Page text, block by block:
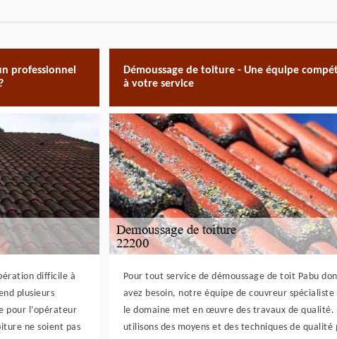
professionnel
difficile à
plusieurs
pour l’opérateur
ne soient pas
Démoussage de toiture - Une équipe
à votre service
Pour tout service de démoussage de toit Pabu
avez besoin, notre équipe de couvreur spécialiste
le domaine met en œuvre des travaux de qualité.
utilisons des moyens et des techniques de qualité